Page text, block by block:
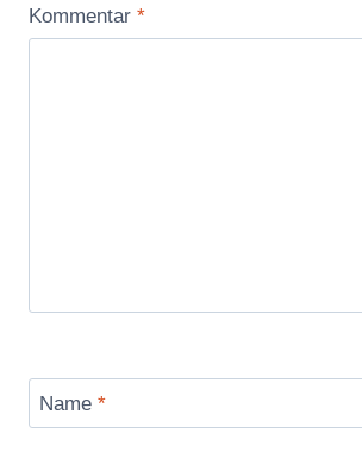
Kommentar *
Name *